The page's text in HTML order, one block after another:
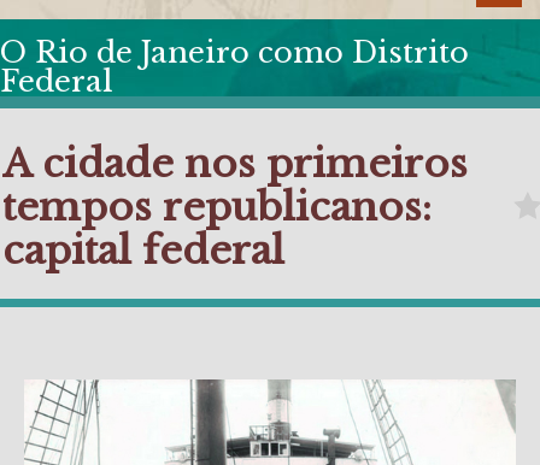
O Rio de Janeiro como Distrito
Federal
A cidade nos primeiros
tempos republicanos:
capital federal